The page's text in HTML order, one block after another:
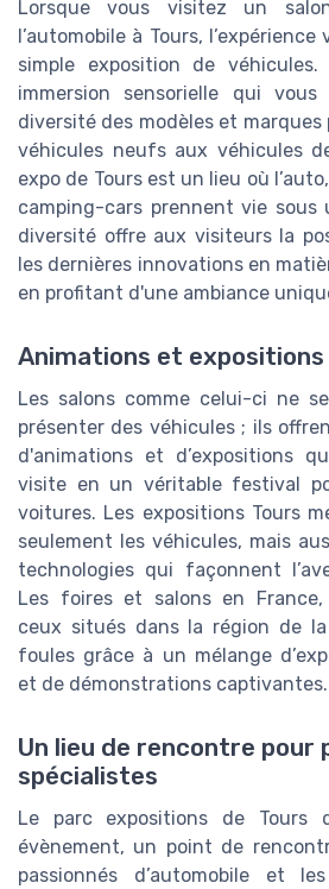
Lorsque vous visitez un
l’automobile à Tours,
simple exposition de
immersion sensorielle qui
diversité des modèles et
véhicules neufs aux véhicules
expo de Tours est un lieu où
camping-cars prennent vie
diversité offre aux visiteurs la
les dernières innovations en
en profitant d'une ambiance
Animations et
Les salons comme celui-ci ne
présenter des véhicules ; ils
d'animations et d’expositions
visite en un véritable festival
voitures. Les expositions Tours
seulement les véhicules, mais
technologies qui façonnent
Les foires et salons en
ceux situés dans la région de
foules grâce à un mélange
et de démonstrations captivantes.
Un lieu de rencontre pour
spécialistes
Le parc expositions de Tours
évènement, un point de
passionnés d’automobile et